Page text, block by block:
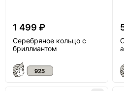
1 499 ₽
Серебряное кольцо с
бриллиантом